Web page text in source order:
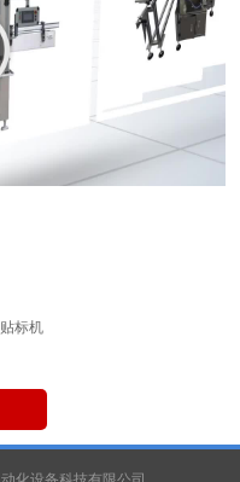
标机